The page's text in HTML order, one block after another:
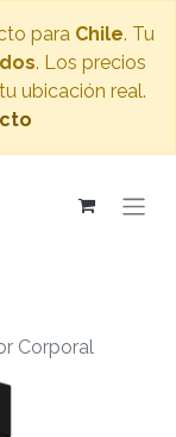
para Chile. Tu
. Los precios
ubicación real.
Corporal